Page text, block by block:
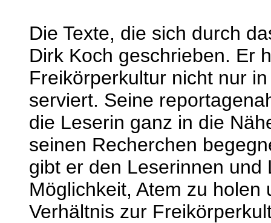
Die Texte, die sich durch
Dirk Koch geschrieben. Er
Freikörperkultur nicht nur
serviert. Seine
die Leserin ganz in die
seinen Recherchen
gibt er den Leserinnen
Möglichkeit, Atem zu
Verhältnis zur